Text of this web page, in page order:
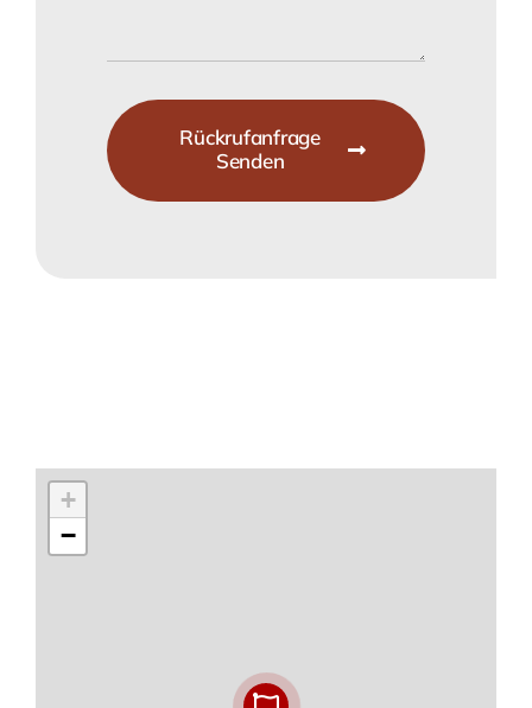
Rückrufanfrage
Senden
+
−